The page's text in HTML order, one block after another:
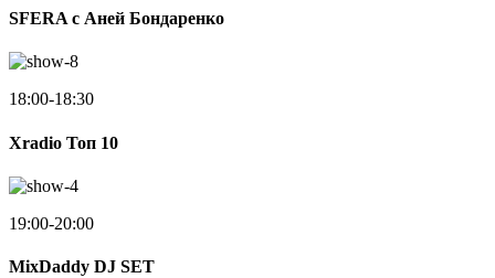
SFERA с Аней Бондаренко
18:00-18:30
Xradio Топ 10
19:00-20:00
MixDaddy DJ SET